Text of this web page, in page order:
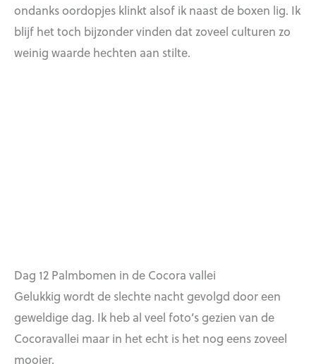
ondanks oordopjes klinkt alsof ik naast de boxen lig. Ik
blijf het toch bijzonder vinden dat zoveel culturen zo
weinig waarde hechten aan stilte.
Dag 12 Palmbomen in de Cocora vallei
Gelukkig wordt de slechte nacht gevolgd door een
geweldige dag. Ik heb al veel foto’s gezien van de
Cocoravallei maar in het echt is het nog eens zoveel
mooier.